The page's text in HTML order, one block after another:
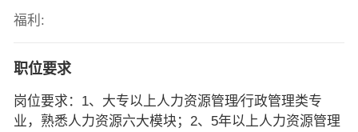
福利:
职位要求
岗位要求：1、大专以上人力资源管理∕行政管理类专
业，熟悉人力资源六大模块；2、5年以上人力资源管理